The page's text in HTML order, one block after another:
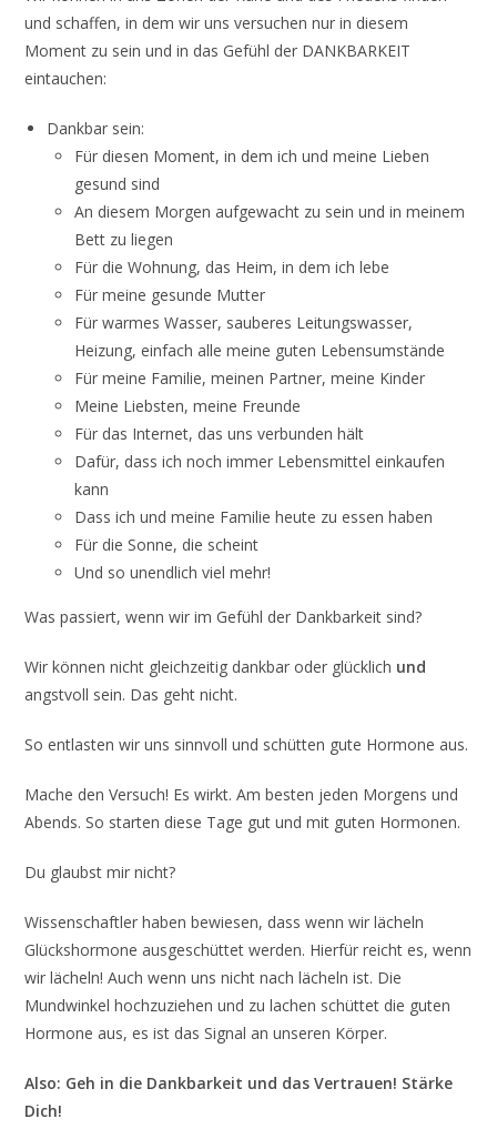
und schaffen, in dem wir uns versuchen nur in diesem
Moment zu sein und in das Gefühl der DANKBARKEIT
eintauchen:
Dankbar sein:
Für diesen Moment, in dem ich und meine Lieben
gesund sind
An diesem Morgen aufgewacht zu sein und in meinem
Bett zu liegen
Für die Wohnung, das Heim, in dem ich lebe
Für meine gesunde Mutter
Für warmes Wasser, sauberes Leitungswasser,
Heizung, einfach alle meine guten Lebensumstände
Für meine Familie, meinen Partner, meine Kinder
Meine Liebsten, meine Freunde
Für das Internet, das uns verbunden hält
Dafür, dass ich noch immer Lebensmittel einkaufen
kann
Dass ich und meine Familie heute zu essen haben
Für die Sonne, die scheint
Und so unendlich viel mehr!
Was passiert, wenn wir im Gefühl der Dankbarkeit sind?
Wir können nicht gleichzeitig dankbar oder glücklich und
angstvoll sein. Das geht nicht.
So entlasten wir uns sinnvoll und schütten gute Hormone aus.
Mache den Versuch! Es wirkt. Am besten jeden Morgens und
Abends. So starten diese Tage gut und mit guten Hormonen.
Du glaubst mir nicht?
Wissenschaftler haben bewiesen, dass wenn wir lächeln
Glückshormone ausgeschüttet werden. Hierfür reicht es, wenn
wir lächeln! Auch wenn uns nicht nach lächeln ist. Die
Mundwinkel hochzuziehen und zu lachen schüttet die guten
Hormone aus, es ist das Signal an unseren Körper.
Also: Geh in die Dankbarkeit und das Vertrauen! Stärke
Dich!